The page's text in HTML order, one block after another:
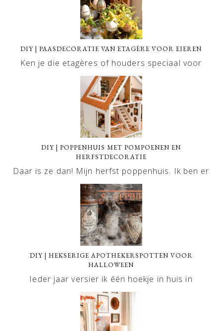
DIY | PAASDECORATIE VAN ETAGÈRE VOOR EIEREN
Ken je die etagères of houders speciaal voor
DIY | POPPENHUIS MET POMPOENEN EN
HERFSTDECORATIE
Daar is ze dan! Mijn herfst poppenhuis. Ik ben er
DIY | HEKSERIGE APOTHEKERSPOTTEN VOOR
HALLOWEEN
Ieder jaar versier ik één hoekje in huis in